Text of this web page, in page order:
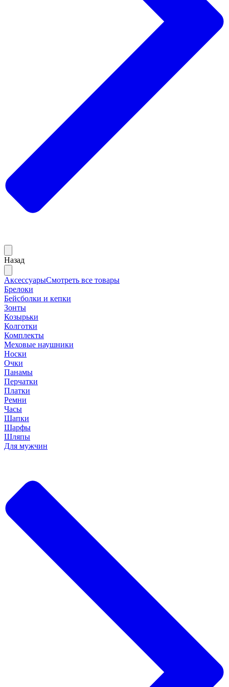
Назад
АксессуарыСмотреть все товары
Брелоки
Бейсболки и кепки
Зонты
Козырьки
Колготки
Комплекты
Меховые наушники
Носки
Очки
Панамы
Перчатки
Платки
Ремни
Часы
Шапки
Шарфы
Шляпы
Для мужчин